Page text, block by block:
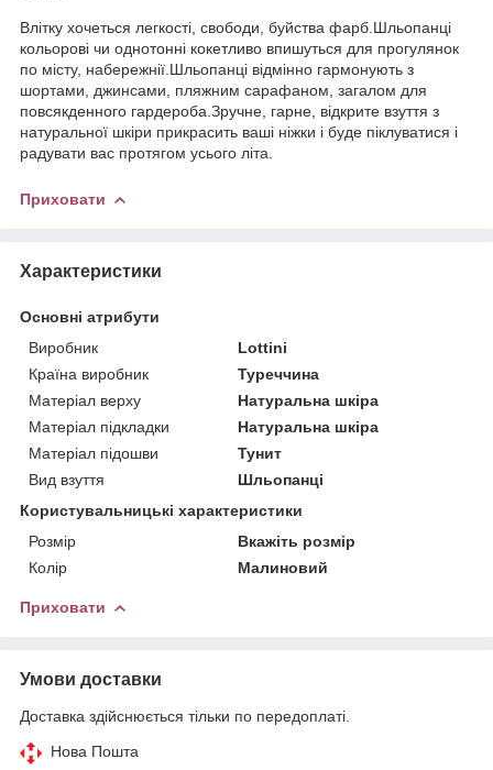
Влітку хочеться легкості, свободи, буйства фарб.Шльопанці
кольорові чи однотонні кокетливо впишуться для прогулянок
по місту, набережнії.Шльопанці відмінно гармонують з
шортами, джинсами, пляжним сарафаном, загалом для
повсякденного гардероба.Зручне, гарне, відкрите взуття з
натуральної шкіри прикрасить ваші ніжки і буде піклуватися і
радувати вас протягом усього літа.
Приховати
Характеристики
Основні атрибути
Виробник
Lottini
Країна виробник
Туреччина
Матеріал верху
Натуральна шкіра
Матеріал підкладки
Натуральна шкіра
Матеріал підошви
Тунит
Вид взуття
Шльопанці
Користувальницькі характеристики
Розмір
Вкажіть розмір
Колір
Малиновий
Приховати
Умови доставки
Доставка здійснюється тільки по передоплаті.
Нова Пошта